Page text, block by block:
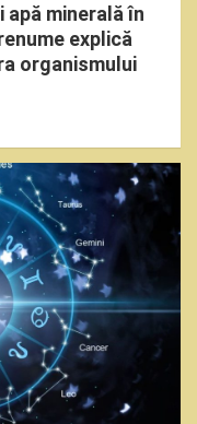
apă minerală în
explică
organismului